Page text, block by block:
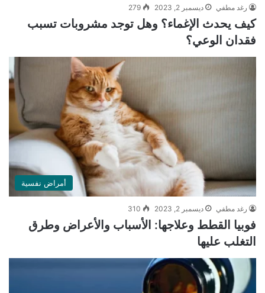
رغد مطفي ديسمبر 2, 2023 279
كيف يحدث الإغماء؟ وهل توجد مشروبات تسبب
فقدان الوعي؟
أمراض نفسية
رغد مطفي ديسمبر 2, 2023 310
فوبيا القطط وعلاجها: الأسباب والأعراض وطرق
التغلب عليها